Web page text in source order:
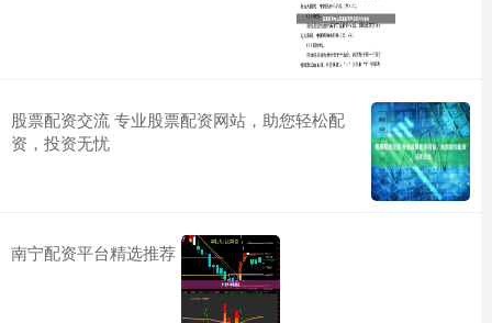
股票配资交流 专业股票配资网站，助您轻松配
资，投资无忧
南宁配资平台精选推荐